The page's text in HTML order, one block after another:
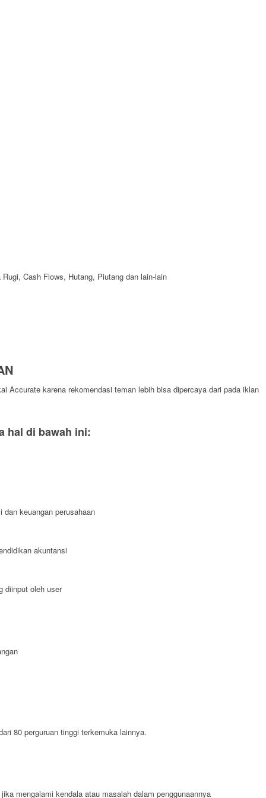
Cash Flows, Hutang, Piutang dan lain-lain
Accurate karena rekomendasi teman lebih bisa dipercaya dari pada iklan
hal di bawah ini:
keuangan perusahaan
akuntansi
diinput oleh user
80 perguruan tinggi terkemuka lainnya.
mengalami kendala atau masalah dalam penggunaannya